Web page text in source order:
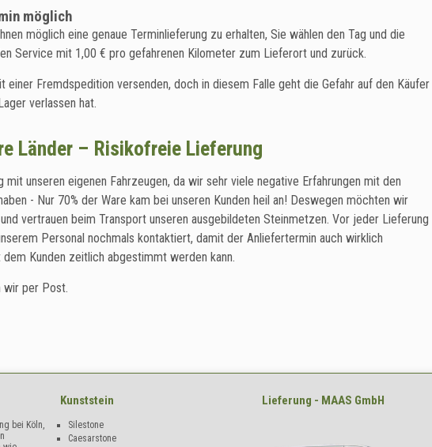
möglich
möglich eine genaue Terminlieferung zu erhalten, Sie wählen den Tag und die
Service mit 1,00 € pro gefahrenen Kilometer zum Lieferort und zurück.
einer Fremdspedition versenden, doch in diesem Falle geht die Gefahr auf den Käufer
verlassen hat.
Länder – Risikofreie Lieferung
unseren eigenen Fahrzeugen, da wir sehr viele negative Erfahrungen mit den
- Nur 70% der Ware kam bei unseren Kunden heil an! Deswegen möchten wir
vertrauen beim Transport unseren ausgebildeten Steinmetzen. Vor jeder Lieferung
Personal nochmals kontaktiert, damit der Anliefertermin auch wirklich
Kunden zeitlich abgestimmt werden kann.
wir per Post.
bei Köln,
Kunststein
Silestone
Caesarstone
Lieferung - MAAS GmbH